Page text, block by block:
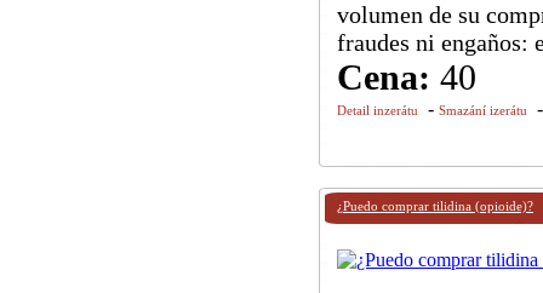
volumen de su
fraudes ni engaños:
Cena: 40
Detail inzerátu - Smazání izerátu
¿Puedo comprar tilidina (opioide)?